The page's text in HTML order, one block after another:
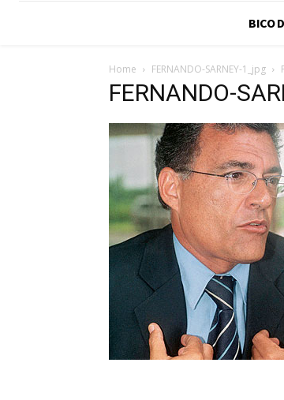
BICO
Home FERNANDO-SARNEY-1_jpg
FERNANDO-